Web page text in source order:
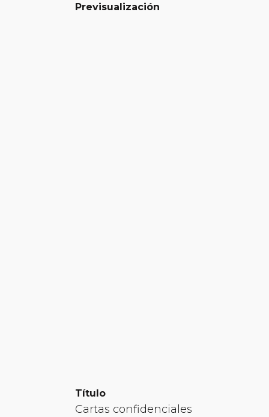
Previsualización
Título
Cartas confidenciales